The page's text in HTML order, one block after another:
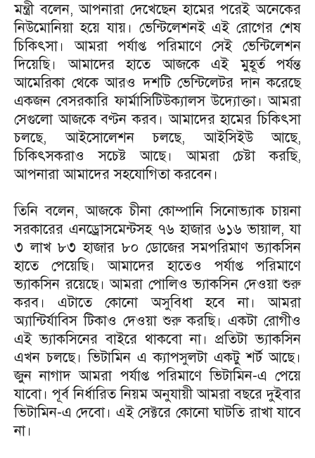
মন্ত্রী বলেন, আপনারা দেখেছেন হামের পরেই অনেকের
নিউমোনিয়া হয়ে যায়। ভেন্টিলেশনই এই রোগের শেষ
চিকিৎসা। আমরা পর্যাপ্ত পরিমাণে সেই ভেন্টিলেশন
দিয়েছি। আমাদের হাতে আজকে এই মুহূর্ত পর্যন্ত
আমেরিকা থেকে আরও দশটি ভেন্টিলেটর দান করেছে
একজন বেসরকারি ফার্মাসিটিউক্যালস উদ্যােক্তা। আমরা
সেগুলো আজকে বণ্টন করব। আমাদের হামের চিকিৎসা
চলছে, আইসোলেশন চলছে, আইসিইউ আছে,
চিকিৎসকরাও সচেষ্ট আছে। আমরা চেষ্টা করছি,
আপনারা আমাদের সহযোগিতা করবেন।
তিনি বলেন, আজকে চীনা কোম্পানি সিনোভ্যাক চায়না
সরকারের এনড্রোসমেন্টসহ ৭৬ হাজার ৬১৬ ভায়াল, যা
৩ লাখ ৮৩ হাজার ৮০ ডোজের সমপরিমাণ ভ্যাকসিন
হাতে পেয়েছি। আমাদের হাতেও পর্যাপ্ত পরিমাণে
ভ্যাকসিন রয়েছে। আমরা পোলিও ভ্যাকসিন দেওয়া শুরু
করব। এটাতে কোনো অসুবিধা হবে না। আমরা
অ্যান্টির্যাবিস টিকাও দেওয়া শুরু করছি। একটা রোগীও
এই ভ্যাকসিনের বাইরে থাকবো না। প্রতিটা ভ্যাকসিন
এখন চলছে। ভিটামিন এ ক্যাপসুলটা একটু শর্ট আছে।
জুন নাগাদ আমরা পর্যাপ্ত পরিমাণে ভিটামিন-এ পেয়ে
যাবো। পূর্ব নির্ধারিত নিয়ম অনুযায়ী আমরা বছরে দুইবার
ভিটামিন-এ দেবো। এই সেক্টরে কোনো ঘাটতি রাখা যাবে
না।